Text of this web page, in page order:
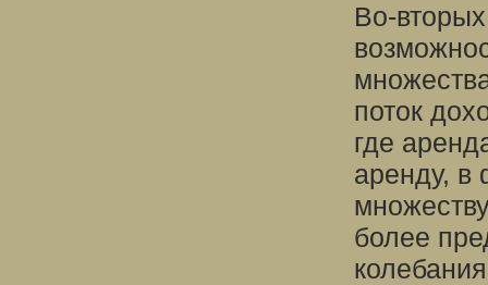
Во-
поток
где
аренду, в
более